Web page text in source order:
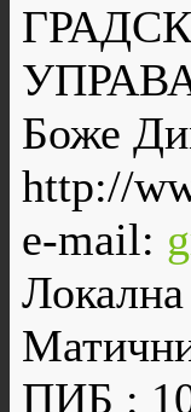
Боже
http://
e-mail:
ПИБ :